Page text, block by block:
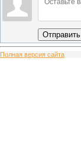
Отправить
Полная версия сайта